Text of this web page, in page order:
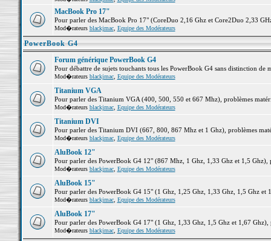
MacBook Pro 17"
Pour parler des MacBook Pro 17" (CoreDuo 2,16 Ghz et Core2Duo 2,33
Mod�rateurs blackjmac, Equipe des Modérateurs
PowerBook G4
Forum générique PowerBook G4
Pour débattre de sujets touchants tous les PowerBook G4 sans distinction de
Mod�rateurs blackjmac, Equipe des Modérateurs
Titanium VGA
Pour parler des Titanium VGA (400, 500, 550 et 667 Mhz), problèmes
Mod�rateurs blackjmac, Equipe des Modérateurs
Titanium DVI
Pour parler des Titanium DVI (667, 800, 867 Mhz et 1 Ghz), problèmes
Mod�rateurs blackjmac, Equipe des Modérateurs
AluBook 12"
Pour parler des PowerBook G4 12" (867 Mhz, 1 Ghz, 1,33 Ghz et 1,5 Ghz),
Mod�rateurs blackjmac, Equipe des Modérateurs
AluBook 15"
Pour parler des PowerBook G4 15" (1 Ghz, 1,25 Ghz, 1,33 Ghz, 1,5 Ghz et
Mod�rateurs blackjmac, Equipe des Modérateurs
AluBook 17"
Pour parler des PowerBook G4 17" (1 Ghz, 1,33 Ghz, 1,5 Ghz et 1,67 Ghz),
Mod�rateurs blackjmac, Equipe des Modérateurs